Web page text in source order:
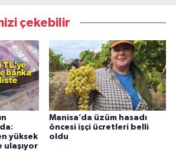
çekebilir
yüksek
ulaşıyor
Manisa’da üzüm hasadı
öncesi işçi ücretleri belli
oldu